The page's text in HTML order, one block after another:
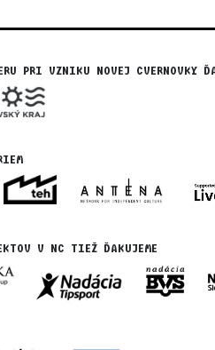
PRI VZNIKU NOVEJ CVERNOVKY
V NC TIEŽ ĎAKUJEME